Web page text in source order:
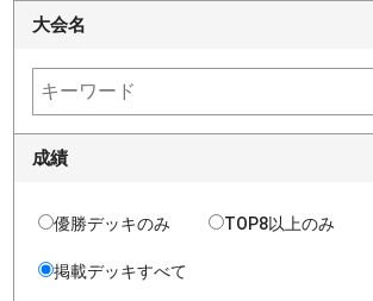
大会名
成績
優勝デッキのみ TOP8以上のみ
掲載デッキすべて